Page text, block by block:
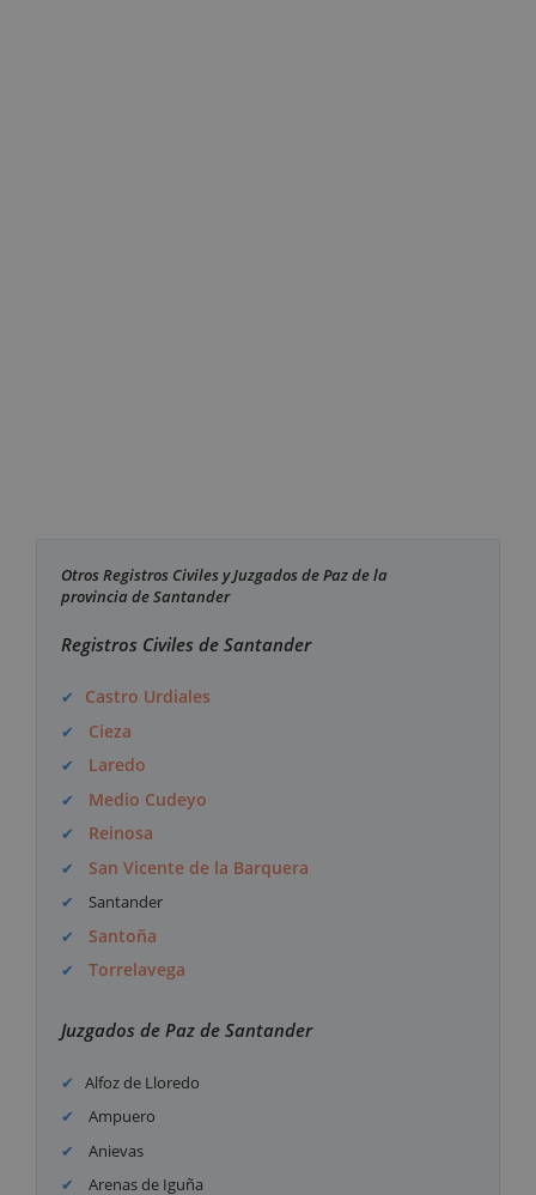
Otros Registros Civiles y Juzgados de Paz de la
provincia de Santander
Registros Civiles de Santander
Castro Urdiales
Cieza
Laredo
Medio Cudeyo
Reinosa
San Vicente de la Barquera
Santander
Santoña
Torrelavega
Juzgados de Paz de Santander
Alfoz de Lloredo
Ampuero
Anievas
Arenas de Iguña